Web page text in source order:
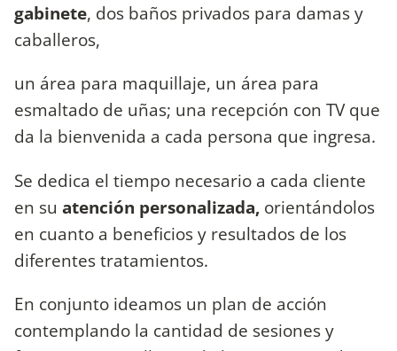
gabinete, dos baños privados para damas y
caballeros,
un área para maquillaje, un área para
esmaltado de uñas; una recepción con TV que
da la bienvenida a cada persona que ingresa.
Se dedica el tiempo necesario a cada cliente
en su atención personalizada, orientándolos
en cuanto a beneficios y resultados de los
diferentes tratamientos.
En conjunto ideamos un plan de acción
contemplando la cantidad de sesiones y